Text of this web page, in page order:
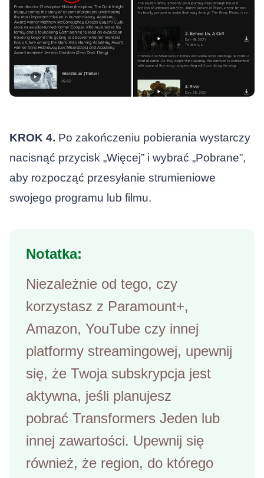
KROK 4. Po zakończeniu pobierania wystarczy
nacisnąć przycisk „Więcej” i wybrać „Pobrane”,
aby rozpocząć przesyłanie strumieniowe
swojego programu lub filmu.
Notatka:
Niezależnie od tego, czy
korzystasz z Paramount+,
Amazon, YouTube czy innej
platformy streamingowej, upewnij
się, że Twoja subskrypcja jest
aktywna, jeśli planujesz
pobraćTransformers Jeden lub
innej zawartości. Upewnij się
również, że region, do którego